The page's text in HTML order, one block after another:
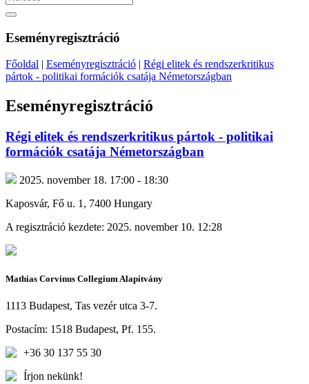
Eseményregisztráció
Főoldal | Eseményregisztráció | Régi elitek és rendszerkritikus
pártok - politikai formációk csatája Németországban
Eseményregisztráció
Régi elitek és rendszerkritikus pártok - politikai
formációk csatája Németországban
2025. november 18. 17:00 - 18:30
Kaposvár, Fő u. 1, 7400 Hungary
A regisztráció kezdete: 2025. november 10. 12:28
Mathias Corvinus Collegium Alapítvány
1113 Budapest, Tas vezér utca 3-7.
Postacím: 1518 Budapest, Pf. 155.
+36 30 137 55 30
Írjon nekünk!